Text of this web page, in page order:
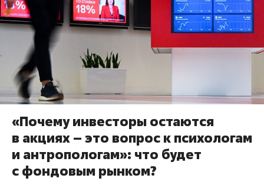
«Почему инвесторы остаются
в акциях – это вопрос к психологам
и антропологам»: что будет
с фондовым рынком?